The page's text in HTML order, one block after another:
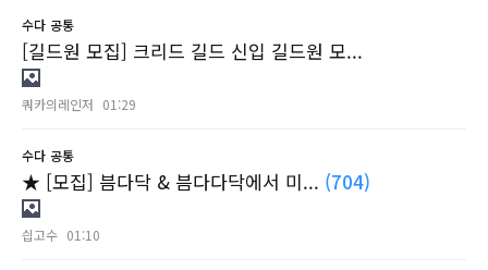
수다 공통
[길드원 모집] 크리드 길드 신입 길드원 모...
쿼카의레인저 01:29
수다 공통
★ [모집] 븜다닥 & 븜다다닥에서 미... (704)
싑고수 01:10